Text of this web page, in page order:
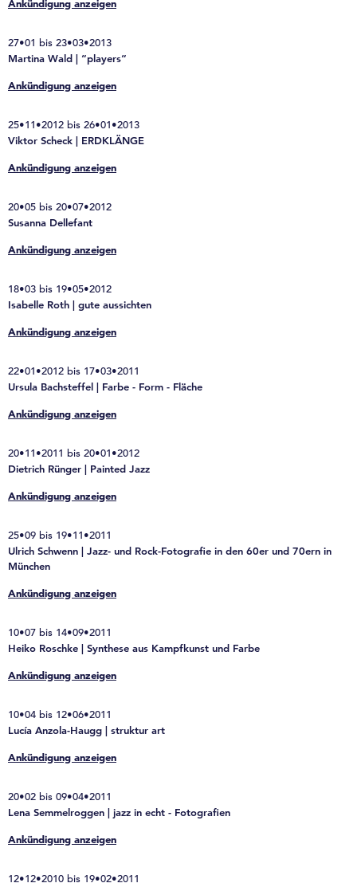
Ankündigung anzeigen
27•01 bis 23•03•2013
Martina Wald | “players“
Ankündigung anzeigen
25•11•2012 bis 26•01•2013
Viktor Scheck | ERDKLÄNGE
Ankündigung anzeigen
20•05 bis 20•07•2012
Susanna Dellefant
Ankündigung anzeigen
18•03 bis 19•05•2012
Isabelle Roth | gute aussichten
Ankündigung anzeigen
22•01•2012 bis 17•03•2011
Ursula Bachsteffel | Farbe - Form - Fläche
Ankündigung anzeigen
20•11•2011 bis 20•01•2012
Dietrich Rünger | Painted Jazz
Ankündigung anzeigen
25•09 bis 19•11•2011
Ulrich Schwenn | Jazz- und Rock-Fotografie in den 60er und 70ern in
München
Ankündigung anzeigen
10•07 bis 14•09•2011
Heiko Roschke | Synthese aus Kampfkunst und Farbe
Ankündigung anzeigen
10•04 bis 12•06•2011
Lucía Anzola-Haugg | struktur art
Ankündigung anzeigen
20•02 bis 09•04•2011
Lena Semmelroggen | jazz in echt - Fotografien
Ankündigung anzeigen
12•12•2010 bis 19•02•2011